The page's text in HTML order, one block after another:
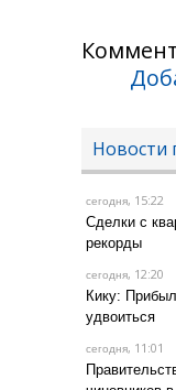
Новости
сегодня, 15:22
Сделки с
рекорды
сегодня, 12:20
Кику:
удвоиться
сегодня, 11:01